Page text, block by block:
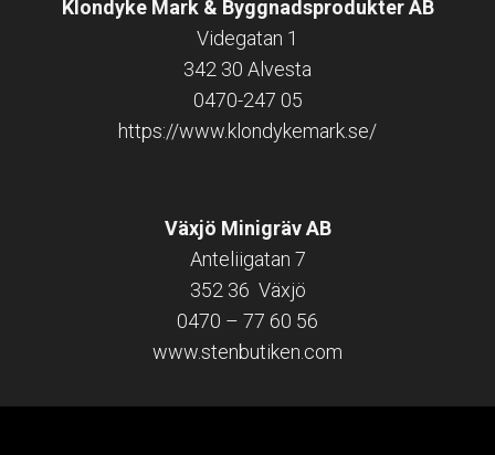
Klondyke Mark & Byggnadsprodukter AB
Videgatan 1
342 30 Alvesta
0470-247 05
https://www.klondykemark.se/
Växjö Minigräv AB
Anteliigatan 7
352 36 Växjö
0470 – 77 60 56
www.stenbutiken.com